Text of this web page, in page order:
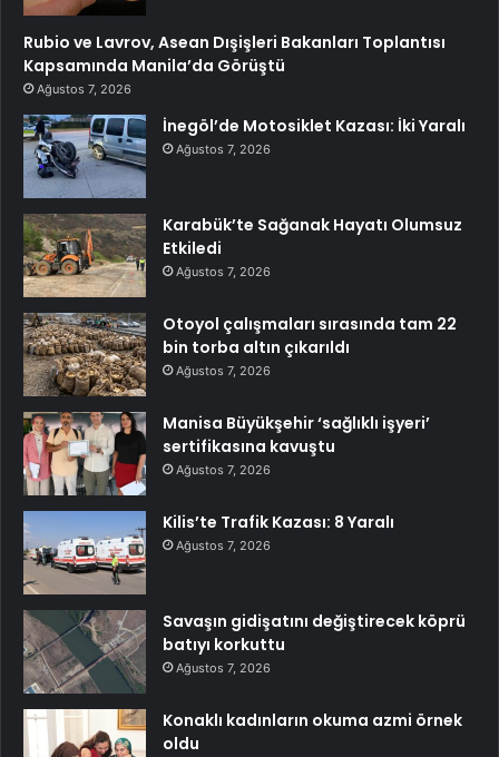
Rubio ve Lavrov, Asean Dışişleri Bakanları Toplantısı
Kapsamında Manila’da Görüştü
Ağustos 7, 2026
İnegöl’de Motosiklet Kazası: İki Yaralı
Ağustos 7, 2026
Karabük’te Sağanak Hayatı Olumsuz
Etkiledi
Ağustos 7, 2026
Otoyol çalışmaları sırasında tam 22
bin torba altın çıkarıldı
Ağustos 7, 2026
Manisa Büyükşehir ‘sağlıklı işyeri’
sertifikasına kavuştu
Ağustos 7, 2026
Kilis’te Trafik Kazası: 8 Yaralı
Ağustos 7, 2026
Savaşın gidişatını değiştirecek köprü
batıyı korkuttu
Ağustos 7, 2026
Konaklı kadınların okuma azmi örnek
oldu